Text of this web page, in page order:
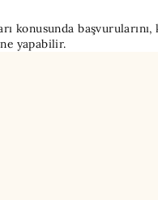
konusunda
yapabilir.